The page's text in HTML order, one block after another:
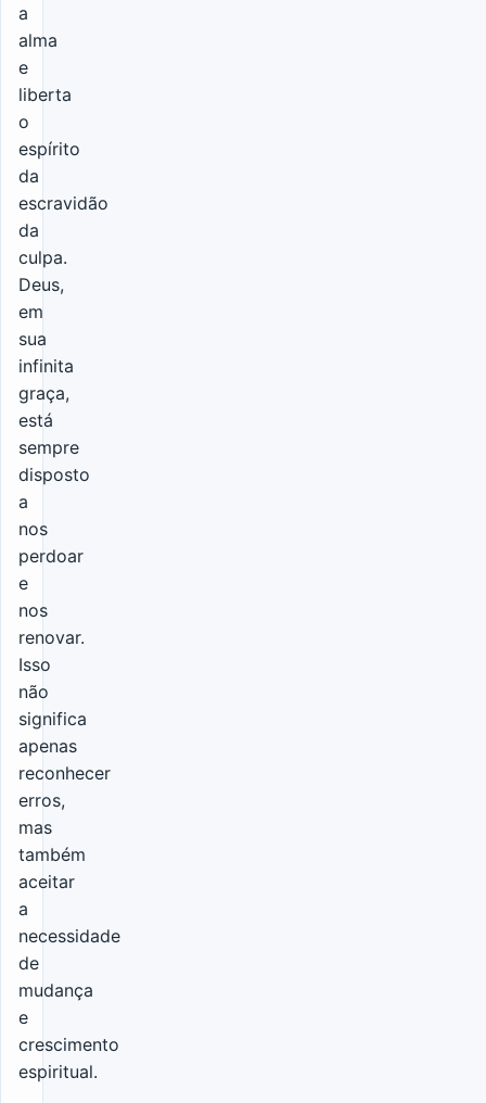
a
alma
e
liberta
o
espírito
da
escravidão
da
culpa.
Deus,
em
sua
infinita
graça,
está
sempre
disposto
a
nos
perdoar
e
nos
renovar.
Isso
não
significa
apenas
reconhecer
erros,
mas
também
aceitar
a
necessidade
de
mudança
e
crescimento
espiritual.